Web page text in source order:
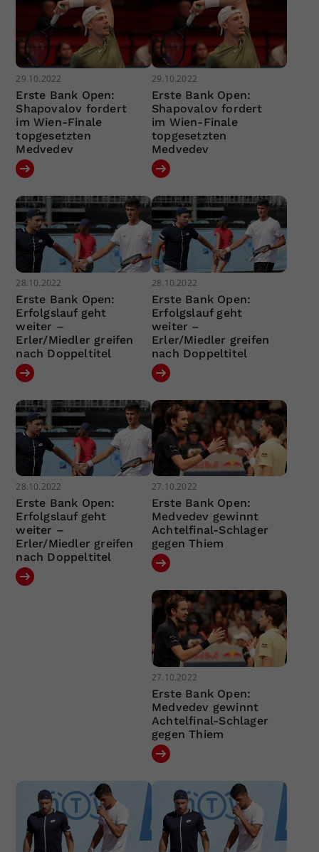
29.10.2022
Erste Bank Open:
Shapovalov fordert
im Wien-Finale
topgesetzten
Medvedev
29.10.2022
Erste Bank Open:
Shapovalov fordert
im Wien-Finale
topgesetzten
Medvedev
28.10.2022
Erste Bank Open:
Erfolgslauf geht
weiter –
Erler/Miedler greifen
nach Doppeltitel
28.10.2022
Erste Bank Open:
Erfolgslauf geht
weiter –
Erler/Miedler greifen
nach Doppeltitel
28.10.2022
Erste Bank Open:
Erfolgslauf geht
weiter –
Erler/Miedler greifen
nach Doppeltitel
27.10.2022
Erste Bank Open:
Medvedev gewinnt
Achtelfinal-Schlager
gegen Thiem
27.10.2022
Erste Bank Open:
Medvedev gewinnt
Achtelfinal-Schlager
gegen Thiem